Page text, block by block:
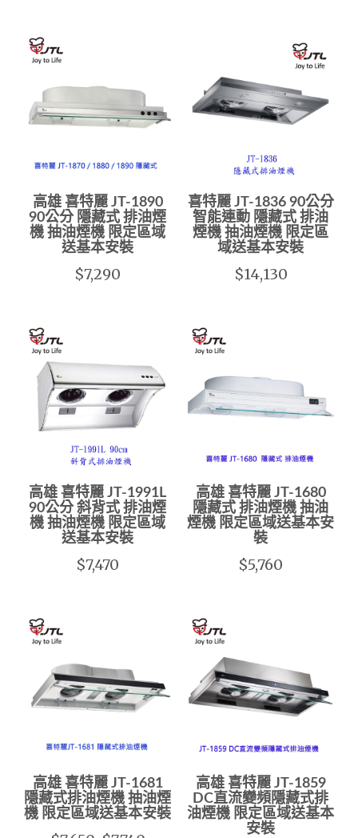
高雄 喜特麗 JT-1890
90公分 隱藏式 排油煙
機 抽油煙機 限定區域
送基本安裝
$7,290
喜特麗 JT-1836 90公分
智能連動 隱藏式 排油
煙機 抽油煙機 限定區
域送基本安裝
$14,130
高雄 喜特麗 JT-1991L
90公分 斜背式 排油煙
機 抽油煙機 限定區域
送基本安裝
$7,470
高雄 喜特麗 JT-1680
隱藏式 排油煙機 抽油
煙機 限定區域送基本安
裝
$5,760
高雄 喜特麗 JT-1681
隱藏式排油煙機 抽油煙
機 限定區域送基本安裝
高雄 喜特麗 JT-1859
DC直流變頻隱藏式排
油煙機 限定區域送基本
安裝